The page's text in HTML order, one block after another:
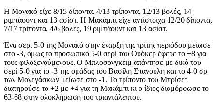
Η Μονακό είχε 8/15 δίποντα, 4/13 τρίποντα, 12/13 βολές, 14
ριμπάουντ και 13 ασίστ. Η Μακάμπι είχε αντίστοιχα 12/20 δίποντα,
7/17 τρίποντα, 4/6 βολές, 19 ριμπάουντ και 13 ασίστ.
Ένα σερί 5-0 της Μονακό στην έναρξη της τρίτης περιόδου μείωσε
στο -3, όμως το προσωπικό 5-0 σερί του Ουόκερ έφερε το +8 για
τους φιλοξενούμενους. Ο Μπλοσονγκέιμ απάντησε με δικό του
σερί 5-0 για το -3 της ομάδας του Βασίλη Σπανούλη και το 4-0 σρ
των Μονεγάσκων μείωσε στο -1. Το τρίποντο του Μπρίσετ
διατηρούσε το +2 με +4 για τη Μακάμπι κι ο ίδιος διαμόρφωσε το
63-68 στην ολοκλήρωση του τριαντάλεπτου.